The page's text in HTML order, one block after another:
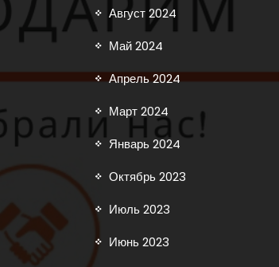
Август 2024
Май 2024
Апрель 2024
Март 2024
Январь 2024
Октябрь 2023
Июль 2023
Июнь 2023